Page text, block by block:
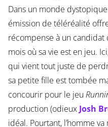
Dans un monde
émission de téléréalité
récompense à un candidat
mois où sa vie est en jeu.
qui vient tout juste de
sa petite fille est tombée
concourir pour le jeu
production (odieux Josh
idéal. Pourtant, l’homme